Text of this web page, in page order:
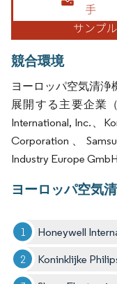
競合環境
ヨーロッパ空気清浄
展開する主要企業
International, Inc.、
Corporation、
Industry Europe
ヨーロッパ空気
Honeywell
Koninklijke